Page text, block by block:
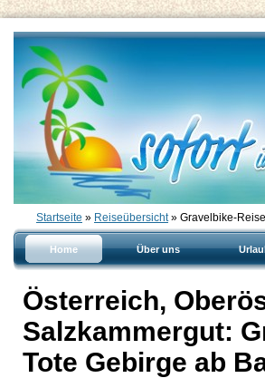
Startseite » Reiseübersicht» Gravelbike-
Home Über uns
Österreich,
Salzkammergut:
Tote Gebirge ab